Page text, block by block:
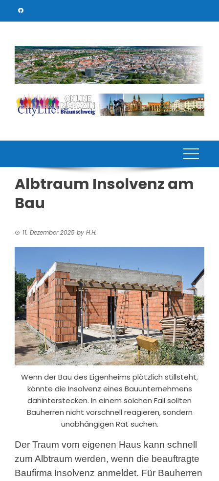
Albtraum Insolvenz am
Bau
11. Dezember 2025 by H.H.
Wenn der Bau des Eigenheims plötzlich stillsteht,
könnte die Insolvenz eines Bauunternehmens
dahinterstecken. In einem solchen Fall sollten
Bauherren nicht vorschnell reagieren, sondern
unabhängigen Rat suchen.
Der Traum vom eigenen Haus kann schnell
zum Albtraum werden, wenn die beauftragte
Baufirma Insolvenz anmeldet. Für Bauherren